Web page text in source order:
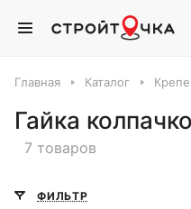
Главная Каталог
Гайка
7 товаров
ФИЛЬТР